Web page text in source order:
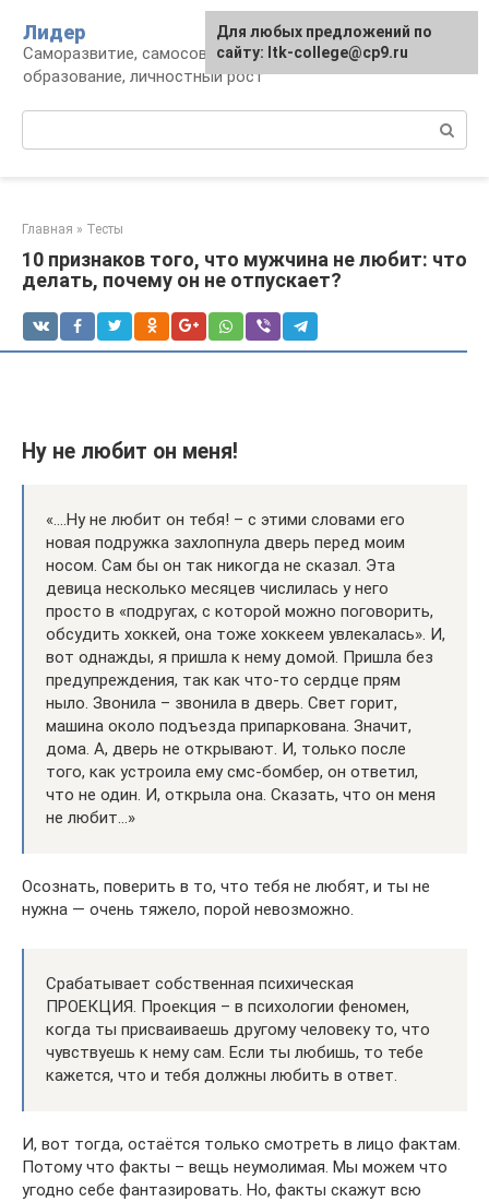
контенту
Лидер
Саморазвитие, самосовершенствование,
образование, личностный рост
Главная » Тесты
10 признаков того, что мужчина не любит: что
делать, почему он не отпускает?
Ну не любит он меня!
«….Ну не любит он тебя! – с этими словами его
новая подружка захлопнула дверь перед моим
носом. Сам бы он так никогда не сказал. Эта
девица несколько месяцев числилась у него
просто в «подругах, с которой можно поговорить,
обсудить хоккей, она тоже хоккеем увлекалась». И,
вот однажды, я пришла к нему домой. Пришла без
предупреждения, так как что-то сердце прям
ныло. Звонила – звонила в дверь. Свет горит,
машина около подъезда припаркована. Значит,
дома. А, дверь не открывают. И, только после
того, как устроила ему смс-бомбер, он ответил,
что не один. И, открыла она. Сказать, что он меня
не любит…»
Осознать, поверить в то, что тебя не любят, и ты не
нужна — очень тяжело, порой невозможно.
Срабатывает собственная психическая
ПРОЕКЦИЯ. Проекция – в психологии феномен,
когда ты присваиваешь другому человеку то, что
чувствуешь к нему сам. Если ты любишь, то тебе
кажется, что и тебя должны любить в ответ.
И, вот тогда, остаётся только смотреть в лицо фактам.
Потому что факты – вещь неумолимая. Мы можем что
угодно себе фантазировать. Но, факты скажут всю
Для любых предложений по
сайту: ltk-college@cp9.ru